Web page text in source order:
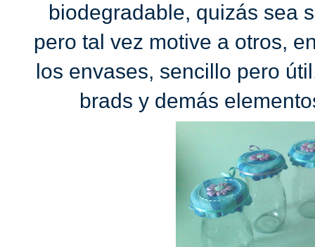
biodegradable, quizás sea
pero tal vez motive a otros,
los envases, sencillo pero
brads y demás